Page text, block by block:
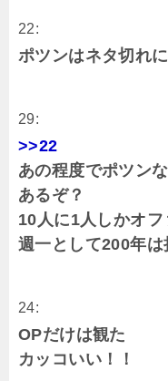
22:
ポツンはネタ切れ
29:
>>22
あの程度でポツン
あるぞ？
10人に1人しかオ
週一として200年は
24:
OPだけは観た
カッコいい！！